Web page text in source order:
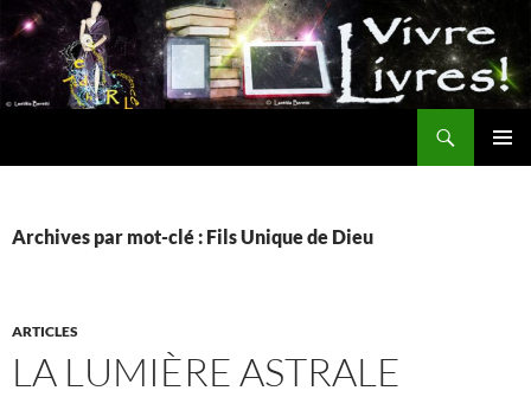
Aller
au
contenu
Archives par mot-clé : Fils Unique de Dieu
ARTICLES
LA LUMIÈRE ASTRALE